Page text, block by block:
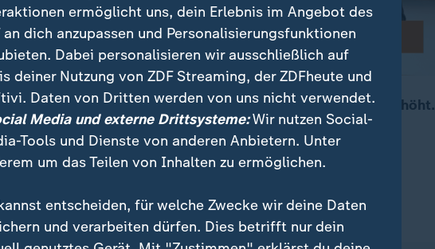
mit den USA hat die Türkei ihre Zölle auf US-Produkte erhöht.
auf die von Washington erhobenen Strafzölle.
ermöglicht uns, dein Erlebnis im Angebot des
an dich anzupassen und Personalisierungsfunktionen
Dabei personalisieren wir ausschließlich auf
deiner Nutzung von ZDF Streaming, der ZDFheute und
Daten von Dritten werden von uns nicht verwendet.
Media und externe Drittsysteme:Wir nutzen Social-
Tools und Dienste von anderen Anbietern. Unter
um das Teilen von Inhalten zu ermöglichen.
entscheiden, für welche Zwecke wir deine Daten
und verarbeiten dürfen. Dies betrifft nur dein